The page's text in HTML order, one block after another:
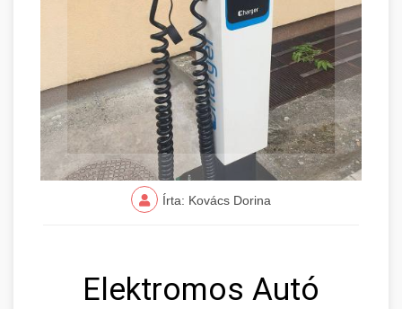
Írta: Kovács Dorina
Elektromos Autó